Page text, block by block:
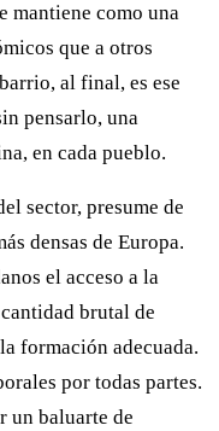
mantiene como una
que a otros
al final, es ese
pensarlo, una
en cada pueblo.
sector, presume de
densas de Europa.
el acceso a la
brutal de
formación adecuada.
por todas partes.
un baluarte de